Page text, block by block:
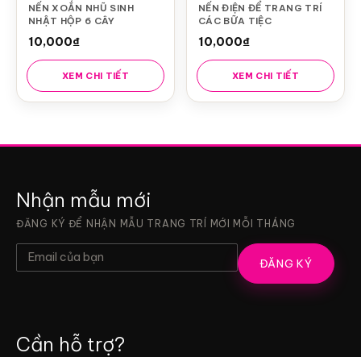
NẾN XOẮN NHŨ SINH
NHẬT HỘP 6 CÂY
10,000₫
XEM CHI TIẾT
NẾN ĐIỆN ĐỂ TRANG TRÍ
CÁC BỮA TIỆC
10,000₫
XEM CHI TIẾT
Nhận mẫu mới
ĐĂNG KÝ ĐỂ NHẬN MẪU TRANG TRÍ MỚI MỖI THÁNG
ĐĂNG KÝ
Cần hỗ trợ?